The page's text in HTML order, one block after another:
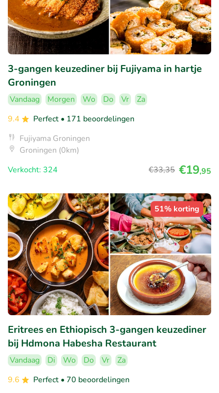
3-gangen keuzediner bij Fujiyama in hartje
Groningen
Vandaag Morgen Wo Do Vr
Za
9.4
Perfect • 171 beoordelingen
Fujiyama Groningen
Groningen (0km)
Verkocht: 324
€33,35 €19,95
51% korting
Eritrees en Ethiopisch 3-gangen keuzediner
bij Hdmona Habesha Restaurant
Vandaag Di Wo Do Vr
Za
9.6
Perfect • 70 beoordelingen